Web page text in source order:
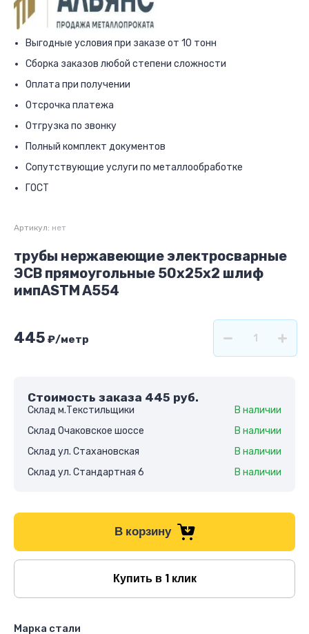
Выгодные условия при заказе от 10 тонн
Сборка заказов любой степени сложности
Оплата при получении
Отсрочка платежа
Отгрузка по звонку
Полный комплект документов
Сопутствующие услуги по металлообработке
ГОСТ
Артикул: нет
трубы нержавеющие электросварные
ЭСВ прямоугольные 50x25x2 шлиф
импASTM A554
445 ₽/метр
Стоимость заказа 445 руб.
Склад м.Текстильщики
В наличии
Склад Очаковское шоссе
В наличии
Склад ул. Стахановская
В наличии
Склад ул. Стандартная 6
В наличии
В корзину
Купить в 1 клик
Марка стали